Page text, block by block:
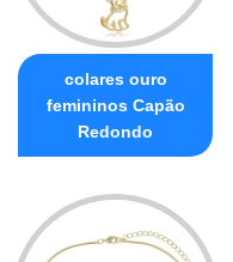
colares ouro
femininos Capão
Redondo